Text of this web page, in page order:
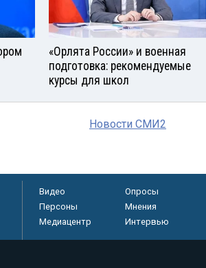
«Орлята России» и военная
подготовка: рекомендуемые
курсы для школ
Новости СМИ2
Видео Опросы
Персоны
Мнения
Медиацентр
Интервью